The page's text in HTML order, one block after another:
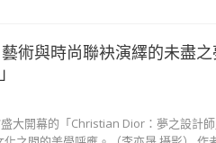
藝術與時尚聯袂演繹的未盡
大開幕的「Christian Dior：夢之設計